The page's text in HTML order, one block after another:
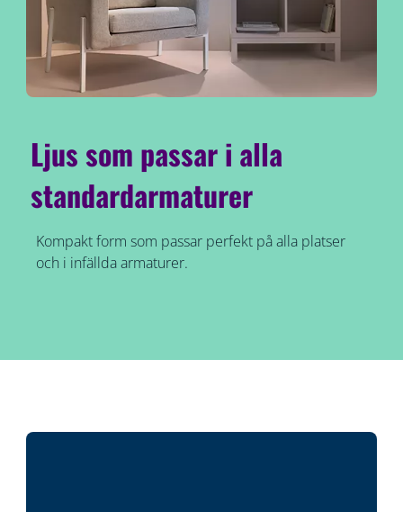
Ljus som passar i alla
standardarmaturer
Kompakt form som passar perfekt på alla platser
och i infällda armaturer.